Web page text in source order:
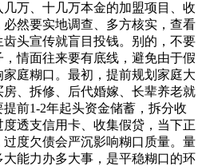
万、十几万本金的加盟项目、收
然要实地调查、多方核实，查看
头宣传就盲目投钱。别的，不要
情面往来要有底线，避免由于假
庭糊口。最初，提前规划家庭大
、拆修、后代婚嫁、长辈养老就
前1-2年起头资金储蓄，拆分收
透支信用卡、收集假贷，当下正
度欠债会严沉影响糊口质量。量
能力办多大事，是平稳糊口的环